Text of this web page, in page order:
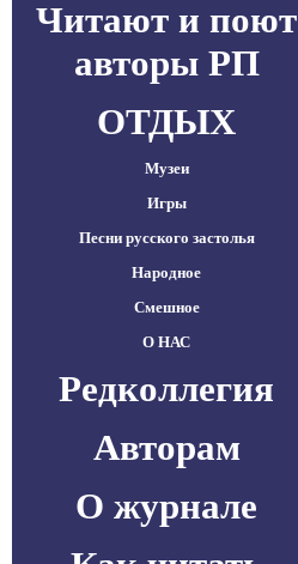
Читают и поют
авторы РП
ОТДЫХ
Музеи
Игры
Песни русского застолья
Народное
Смешное
О НАС
Редколлегия
Авторам
О журнале